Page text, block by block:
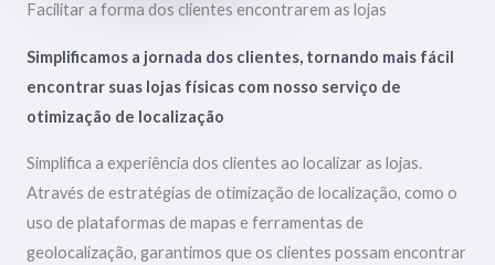
Facilitar a forma dos clientes encontrarem as lojas
Simplificamos a jornada dos clientes, tornando mais fácil
encontrar suas lojas físicas com nosso serviço de
otimização de localização
Simplifica a experiência dos clientes ao localizar as lojas.
Através de estratégias de otimização de localização, como o
uso de plataformas de mapas e ferramentas de
geolocalização, garantimos que os clientes possam encontrar